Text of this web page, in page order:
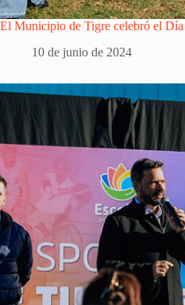
El Municipio de Tigre celebró el
10 de junio de 2024